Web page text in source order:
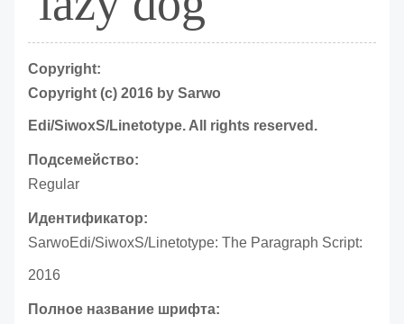
Copyright:
Copyright (c) 2016 by Sarwo
Edi/SiwoxS/Linetotype. All rights reserved.
Подсемейство:
Regular
Идентификатор:
SarwoEdi/SiwoxS/Linetotype: The Paragraph Script:
2016
Полное название шрифта: